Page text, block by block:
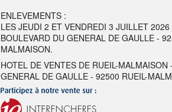
ENLEVEMENTS :
LES JEUDI 2 ET VENDREDI 3 JUILLET
BOULEVARD DU GENERAL DE GAULLE -
MALMAISON.
HOTEL DE VENTES DE RUEIL-MALMAISON
GENERAL DE GAULLE - 92500 RUEIL-